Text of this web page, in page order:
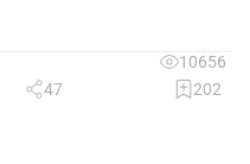
10656
47 202